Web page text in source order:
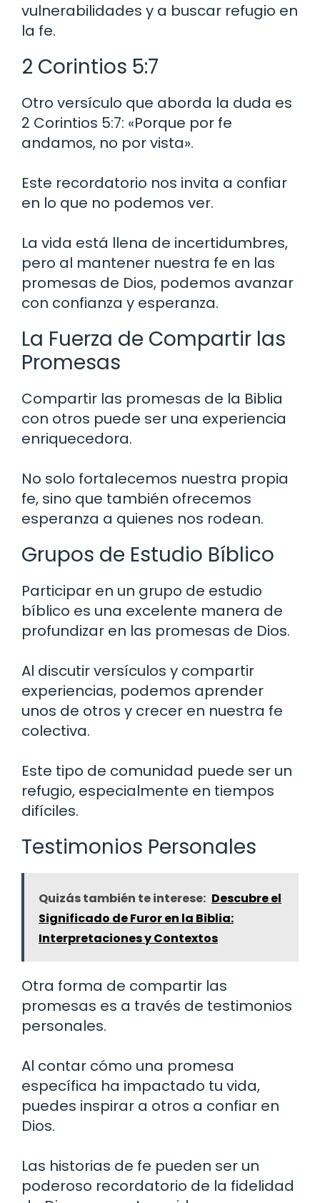
vulnerabilidades y a buscar refugio en
la fe.
2 Corintios 5:7
Otro versículo que aborda la duda es
2 Corintios 5:7: «Porque por fe
andamos, no por vista».
Este recordatorio nos invita a confiar
en lo que no podemos ver.
La vida está llena de incertidumbres,
pero al mantener nuestra fe en las
promesas de Dios, podemos avanzar
con confianza y esperanza.
La Fuerza de Compartir las
Promesas
Compartir las promesas de la Biblia
con otros puede ser una experiencia
enriquecedora.
No solo fortalecemos nuestra propia
fe, sino que también ofrecemos
esperanza a quienes nos rodean.
Grupos de Estudio Bíblico
Participar en un grupo de estudio
bíblico es una excelente manera de
profundizar en las promesas de Dios.
Al discutir versículos y compartir
experiencias, podemos aprender
unos de otros y crecer en nuestra fe
colectiva.
Este tipo de comunidad puede ser un
refugio, especialmente en tiempos
difíciles.
Testimonios Personales
Quizás también te interese: Descubre el
Significado de Furor en la Biblia:
Interpretaciones y Contextos
Otra forma de compartir las
promesas es a través de testimonios
personales.
Al contar cómo una promesa
específica ha impactado tu vida,
puedes inspirar a otros a confiar en
Dios.
Las historias de fe pueden ser un
poderoso recordatorio de la fidelidad